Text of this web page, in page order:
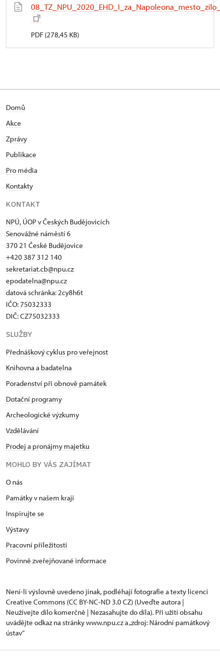
PDF (278,45 KB)
Domů
Akce
Zprávy
Publikace
Pro média
Kontakty
KONTAKT
NPÚ, ÚOP v Českých Budějovicích
Senovážné náměstí 6
370 21 České Budějovice
+420 387 312 140
sekretariat.cb@npu.cz
epodatelna@npu.cz
datová schránka: 2cy8h6t​
IČO: 75032333
DIČ: CZ75032333
SLUŽBY
Přednáškový cyklus pro veřejnost
Knihovna a badatelna
Poradenství při obnově památek
Dotační programy
Archeologické výzkumy
Vzdělávání
Prodej a pronájmy majetku
MOHLO BY VÁS ZAJÍMAT
O nás
Památky v našem kraji
Inspirujte se
Výstavy
Pracovní příležitosti
Povinně zveřejňované informace
Není-li výslovně uvedeno jinak, podléhají fotografie a texty licenci
Creative Commons (CC BY-NC-ND 3.0 CZ) (Uveďte autora |
Neužívejte dílo komerčně | Nezasahujte do díla). Při užití obsahu
uvádějte odkaz na stránky www.npu.cz a „zdroj: Národní památkový
ústav“